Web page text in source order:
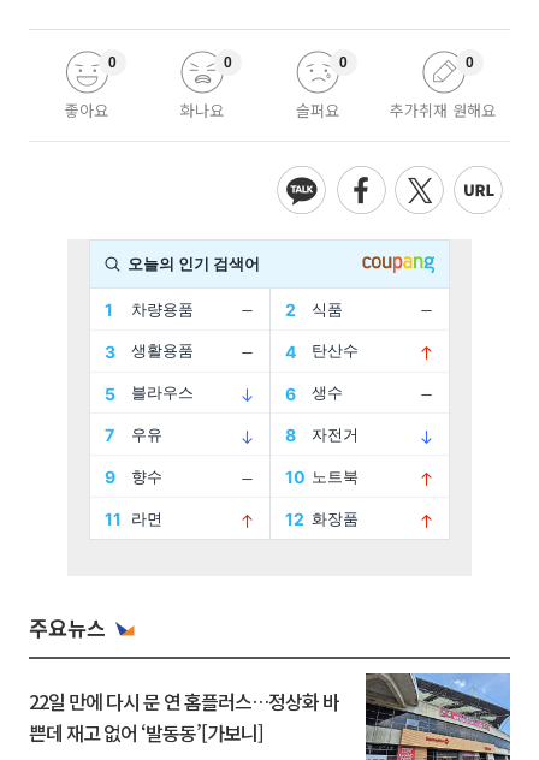
좋아요
0
화나요
0
슬퍼요
0
추가취재 원해요
0
주요뉴스
22일 만에 다시 문 연 홈플러스…정상화 바
쁜데 재고 없어 ‘발동동’[가보니]